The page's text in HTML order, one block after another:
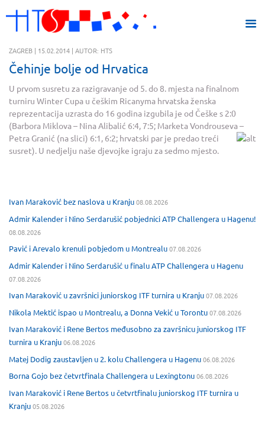
ZAGREB | 15.02.2014 | AUTOR: HTS
Čehinje bolje od Hrvatica
U prvom susretu za razigravanje od 5. do 8. mjesta na finalnom
turniru Winter Cupa u češkim Ricanyma hrvatska ženska
reprezentacija uzrasta do 16 godina izgubila je od Češke s 2:0
(Barbora Miklova – Nina Alibalić 6:4, 7:5; Marketa Vondrouseva –
Petra Granić (na slici) 6:1, 6:2; hrvatski par je predao treći
susret). U nedjelju naše djevojke igraju za sedmo mjesto.
Ivan Maraković bez naslova u Kranju08.08.2026
Admir Kalender i Nino Serdarušić pobjednici ATP Challengera u Hagenu!
08.08.2026
Pavić i Arevalo krenuli pobjedom u Montrealu07.08.2026
Admir Kalender i Nino Serdarušić u finalu ATP Challengera u Hagenu
07.08.2026
Ivan Maraković u završnici juniorskog ITF turnira u Kranju07.08.2026
Nikola Mektić ispao u Montrealu, a Donna Vekić u Torontu07.08.2026
Ivan Maraković i Rene Bertos međusobno za završnicu juniorskog ITF
turnira u Kranju06.08.2026
Matej Dodig zaustavljen u 2. kolu Challengera u Hagenu06.08.2026
Borna Gojo bez četvrtfinala Challengera u Lexingtonu06.08.2026
Ivan Maraković i Rene Bertos u četvrtfinalu juniorskog ITF turnira u
Kranju05.08.2026